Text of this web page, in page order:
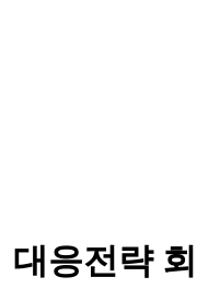
대응전략